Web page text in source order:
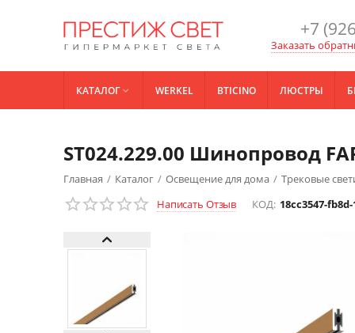
+7
Заказать
КАТАЛОГ WERKEL BTICINO ЛЮСТРЫ
ST024.229.00 Шинопровод
Главная / Каталог / Освещение для дома / Трековые
Написать Отзыв
КОД: 18cc3547-